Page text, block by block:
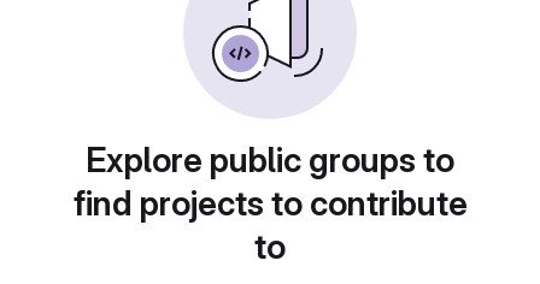
Explore public groups to
find projects to contribute
to